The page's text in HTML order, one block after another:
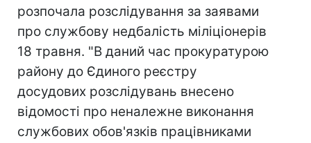
розпочала розслідування за заявами
про службову недбалість міліціонерів
18 травня. "В даний час прокуратурою
району до Єдиного реєстру
досудових розслідувань внесено
відомості про неналежне виконання
службових обов'язків працівниками